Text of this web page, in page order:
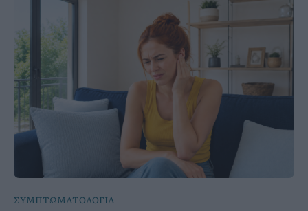
ΣΥΜΠΤΩΜΑΤΟΛΟΓΙΑ